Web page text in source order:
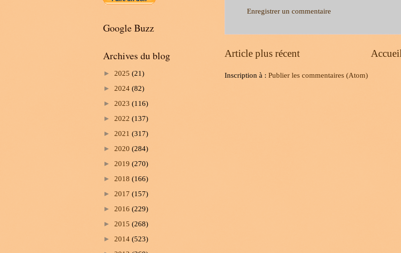
Enregistrer un commentaire
Article plus récent Accueil
Inscription à : Publier les commentaires (Atom)
Google Buzz
Archives du blog
► 2025 (21)
► 2024 (82)
► 2023 (116)
► 2022 (137)
► 2021 (317)
► 2020 (284)
► 2019 (270)
► 2018 (166)
► 2017 (157)
► 2016 (229)
► 2015 (268)
► 2014 (523)